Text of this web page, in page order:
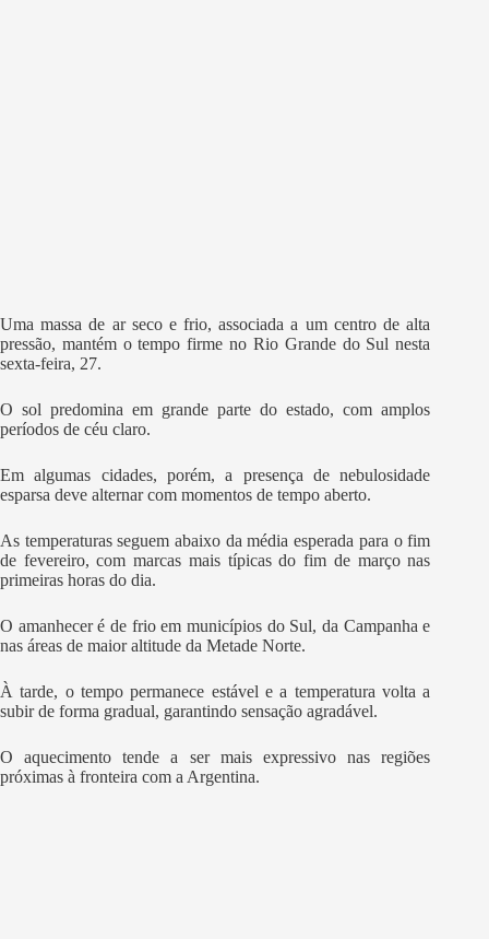
Uma massa de ar seco e frio, associada a um centro de alta
pressão, mantém o tempo firme no Rio Grande do Sul nesta
sexta-feira, 27.
O sol predomina em grande parte do estado, com amplos
períodos de céu claro.
Em algumas cidades, porém, a presença de nebulosidade
esparsa deve alternar com momentos de tempo aberto.
As temperaturas seguem abaixo da média esperada para o fim
de fevereiro, com marcas mais típicas do fim de março nas
primeiras horas do dia.
O amanhecer é de frio em municípios do Sul, da Campanha e
nas áreas de maior altitude da Metade Norte.
À tarde, o tempo permanece estável e a temperatura volta a
subir de forma gradual, garantindo sensação agradável.
O aquecimento tende a ser mais expressivo nas regiões
próximas à fronteira com a Argentina.